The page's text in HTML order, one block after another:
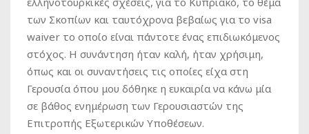
των Σκοπίων και ταυτόχρονα βεβαίως για το visa
waiver το οποίο είναι πάντοτε ένας επιδιωκόμενος
στόχος. Η συνάντηση ήταν καλή, ήταν χρήσιμη,
όπως και οι συναντήσεις τις οποίες είχα στη
Γερουσία όπου μου δόθηκε η ευκαιρία να κάνω μία
σε βάθος ενημέρωση των Γερουσιαστών της
Επιτροπής Εξωτερικών Υποθέσεων.